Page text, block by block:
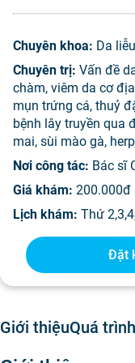
Chuyên khoa: Da liễu
Chuyên trị: Vấn đề
chàm, viêm da cơ
mụn trứng cá, thuỷ
bệnh lây truyền qua
mai, sùi mào gà,
Nơi công tác: Bác sĩ
Giá khám: 200.000đ
Lịch khám: Thứ
Đặt
Giới thiệuQuá